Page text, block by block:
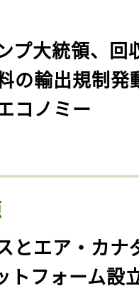
プ大統領、回
の輸出規制発
コノミー
とエア・カナ
トフォーム設